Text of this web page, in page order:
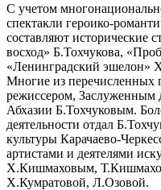
С учетом
спектакли героико-
составляют исторические
восход» Б.Тохчукова,
«Ленинградский эшелон»
Многие из перечисленных
режиссером, Заслуженным
Абхазии Б.Тохчуковым.
деятельности отдал
культуры Карачаево-
артистами и деятелями
Х.Кишмаховым,
Х.Кумратовой, Л.Озовой.